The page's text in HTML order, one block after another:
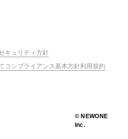
キュリティ方針
コンプライアンス基本方針利用規約
© NEWONE
Inc.